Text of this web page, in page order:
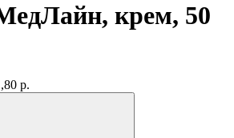
крем, 50
р.